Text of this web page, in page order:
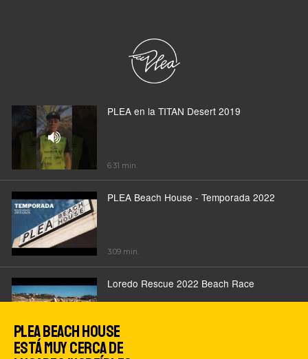
PLEA en la TITAN Desert 2019
6:31 min.
PLEA Beach House - Temporada 2022
3:09 min.
Loredo Rescue 2022 Beach Race
7:13 min.
PLEA BEACH HOUSE
ESTÁ MUY CERCA DE